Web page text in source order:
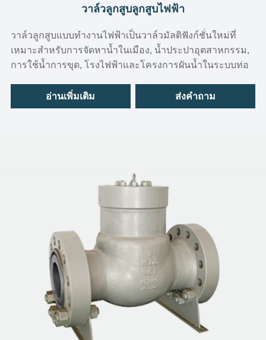
วาล์วลูกสูบลูกสูบไฟฟ้า
วาล์วลูกสูบแบบทำงานไฟฟ้าเป็นวาล์วมัลติฟังก์ชั่นใหม่ที่
เหมาะสำหรับการจัดหาน้ำในเมือง, น้ำประปาอุตสาหกรรม,
การใช้น้ำการขุด, โรงไฟฟ้าและโครงการผันน้ำในระบบท่อ
อ่านเพิ่มเติม ส่งคำถาม